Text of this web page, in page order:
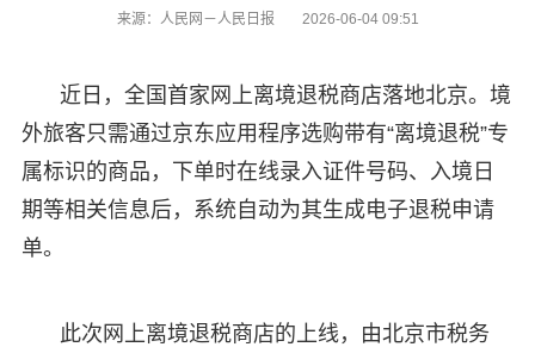
来源：人民网－人民日报 2026-06-04 09:51
近日，全国首家网上离境退税商店落地北京。境
外旅客只需通过京东应用程序选购带有“离境退税”专
属标识的商品，下单时在线录入证件号码、入境日
期等相关信息后，系统自动为其生成电子退税申请
单。
此次网上离境退税商店的上线，由北京市税务